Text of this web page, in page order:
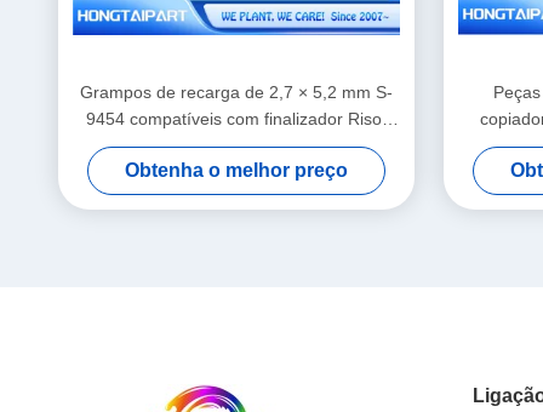
Grampos de recarga de 2,7 × 5,2 mm S-
9454 compatíveis com finalizador Riso,
suprimentos de substituição para
encadernação
Obtenha o melhor preço